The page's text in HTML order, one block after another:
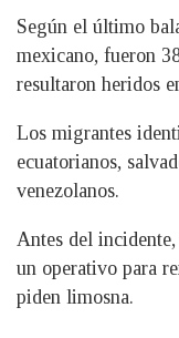
Según el último
mexicano, fueron
resultaron heridos
Los migrantes
ecuatorianos,
venezolanos.
Antes del
un operativo para
piden limosna.